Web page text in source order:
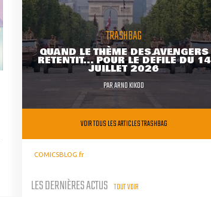
TRASHBAG
QUAND LE THÈME DES AVENGERS
RETENTIT... POUR LE DÉFILÉ DU 14
JUILLET 2026
PARARNO KIKOO
VOIR TOUS LES ARTICLES TRASHBAG
COMICSBLOG.fr
LES DERNIÈRES ACTUS TOUT VOIR